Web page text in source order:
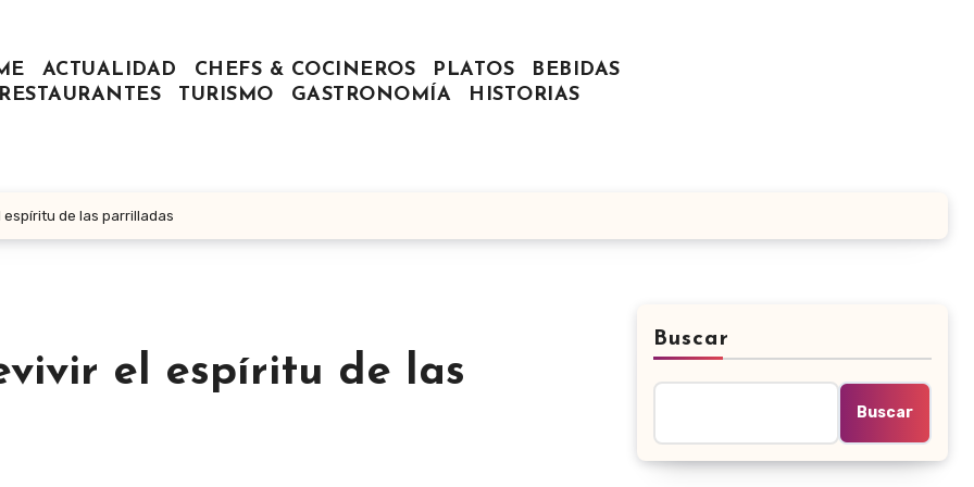
ACTUALIDAD CHEFS & COCINEROS PLATOS
BEBIDAS
RESTAURANTES
TURISMO GASTRONOMÍA HISTORIAS
de las parrilladas
el espíritu de las
Buscar
Buscar